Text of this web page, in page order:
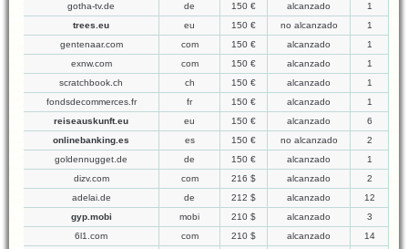
gotha-tv.de
de 150 € alcanzado
1
trees.eu
eu 150 € no alcanzado
1
gentenaar.com
com 150 € alcanzado
1
exnw.com
com 150 € alcanzado
1
scratchbook.ch
ch 150 € alcanzado
1
fondsdecommerces.fr
fr 150 € alcanzado
1
reiseauskunft.eu
eu 150 € alcanzado
6
onlinebanking.es
es 150 € no alcanzado
2
goldennugget.de
de 150 € alcanzado
1
dizv.com
com 216 $ alcanzado
2
adelai.de
de 212 $ alcanzado
12
gyp.mobi
mobi 210 $ alcanzado
3
6l1.com
com 210 $ alcanzado
14